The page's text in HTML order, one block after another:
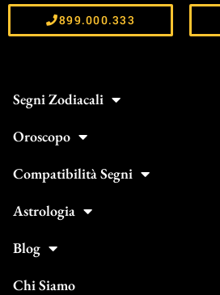
899.000.333
Segni Zodiacali
Oroscopo
Compatibilità Segni
Astrologia
Blog
Chi Siamo